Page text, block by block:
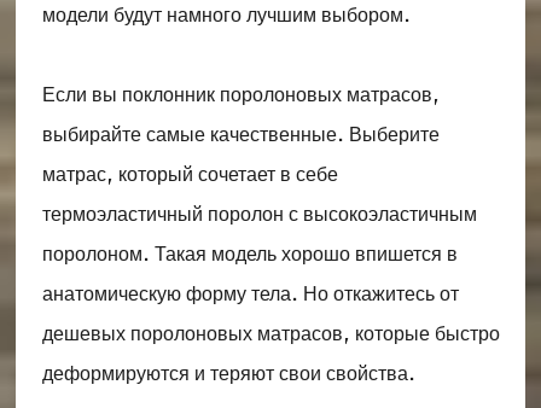
модели будут намного лучшим выбором.
Если вы поклонник поролоновых матрасов,
выбирайте самые качественные. Выберите
матрас, который сочетает в себе
термоэластичный поролон с высокоэластичным
поролоном. Такая модель хорошо впишется в
анатомическую форму тела. Но откажитесь от
дешевых поролоновых матрасов, которые быстро
деформируются и теряют свои свойства.